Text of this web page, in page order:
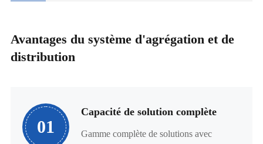
Avantages du système d'agrégation et de
distribution
01
Capacité de solution complète
Gamme complète de solutions avec